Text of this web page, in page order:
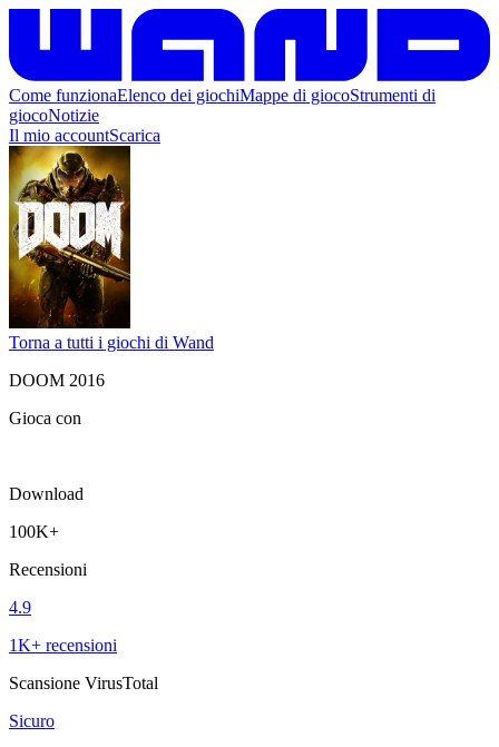
Come funzionaElenco dei giochiMappe di giocoStrumenti di
giocoNotizie
Il mio accountScarica
Torna a tutti i giochi di Wand
DOOM 2016
Gioca con
Download
100K+
Recensioni
4.9
1K+ recensioni
Scansione VirusTotal
Sicuro